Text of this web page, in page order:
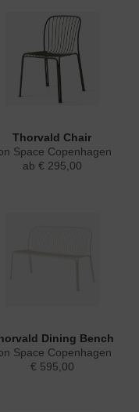
Thorvald Chair
Space Copenhagen
ab € 295,00
Dining Bench
Space Copenhagen
€ 595,00